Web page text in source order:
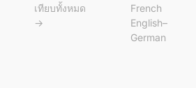
เทียบทั้งหมด
→
French
English–
German